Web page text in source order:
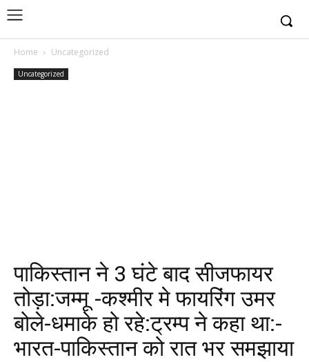
Home Uncategorized
Uncategorized
पाकिस्तान ने 3 घंटे बाद सीजफायर
तोड़ा:जम्मू -कश्मीर मे फायरिंग उमर
बोले-धमाके हो रहे:ट्रम्प ने कहा था:-
भारत-पाकिस्तान को रात भर समझाया